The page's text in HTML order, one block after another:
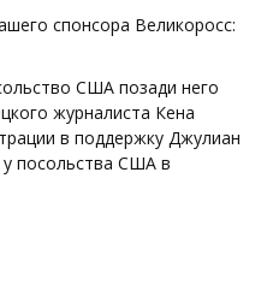
спонсора Великоросс:
США позади него
журналиста Кена
в поддержку Джулиан
посольства США в